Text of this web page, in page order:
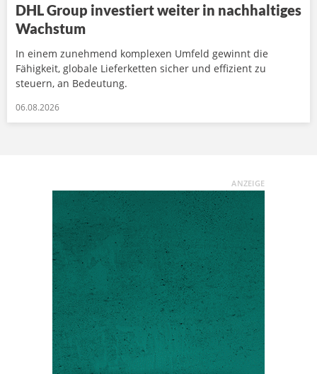
DHL Group investiert weiter in nachhaltiges
Wachstum
In einem zunehmend komplexen Umfeld gewinnt die
Fähigkeit, globale Lieferketten sicher und effizient zu
steuern, an Bedeutung.
06.08.2026
ANZEIGE